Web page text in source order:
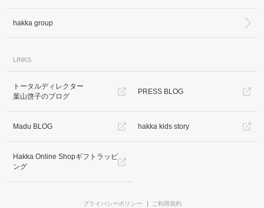
hakka group
LINKS
トータルディレクター
葉山啓子のブログ
PRESS BLOG
Madu BLOG hakka kids story
Hakka Online Shopギフトラッピ
ング
プライバシーポリシー ご利用規約